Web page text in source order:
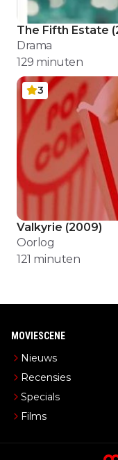
The Fifth Estate (
Drama
129 minuten
3
Valkyrie (2009)
Oorlog
121 minuten
MOVIESCENE
Nieuws
Recensies
Specials
Films